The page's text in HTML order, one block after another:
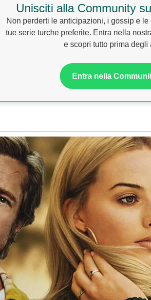
Unisciti alla Community
Non perderti le anticipazioni, i gossip e
tue serie turche preferite. Entra nella
e scopri tutto prima degli
Entra nella